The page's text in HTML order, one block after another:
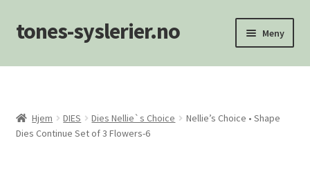
Hopp
til
Hopp
til
tones-syslerier.no Meny
Hjem
Min konto
Hjem DIES Dies Nellie`s Choice
Nellie’s Choice • Shape
Dies Continue Set of 3 Flowers-6